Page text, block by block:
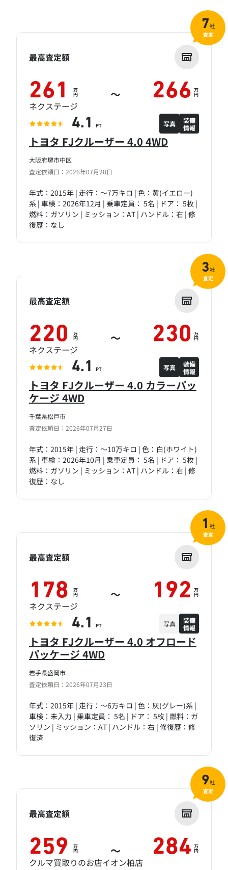
大阪府堺市中区
査定依頼日：2026年07月28日
トヨタ FJクルーザー 4.0 4WD
年式：2015年 | 走行：～7万キロ | 色：黄(イエロー)
系 | 車検：2026年12月 | 乗車定員： 5名 | ドア： 5枚 |
燃料：ガソリン | ミッション：AT | ハンドル：右 | 修
復歴：なし
最高査定額
261 万
円 ～ 266 万
円
ネクステージ
4.1 PT 写真
装備
情報
7社
査定
千葉県松戸市
査定依頼日：2026年07月27日
トヨタ FJクルーザー 4.0 カラーパッ
ケージ 4WD
年式：2015年 | 走行：～10万キロ | 色：白(ホワイト)
系 | 車検：2026年10月 | 乗車定員： 5名 | ドア： 5枚 |
燃料：ガソリン | ミッション：AT | ハンドル：右 | 修
復歴：なし
最高査定額
220 万
円 ～ 230 万
円
ネクステージ
4.1 PT 写真
装備
情報
3社
査定
岩手県盛岡市
査定依頼日：2026年07月23日
トヨタ FJクルーザー 4.0 オフロード
パッケージ 4WD
年式：2015年 | 走行：～6万キロ | 色：灰(グレー)系 |
車検：未入力 | 乗車定員： 5名 | ドア： 5枚 | 燃料：ガ
ソリン | ミッション：AT | ハンドル：右 | 修復歴：修
復済
最高査定額
178 万
円 ～ 192 万
円
ネクステージ
4.1 PT 写真
装備
情報
1 社
査定
最高査定額
259 万
円 ～ 284 万
円
クルマ買取りのお店イオン柏店
9社
査定